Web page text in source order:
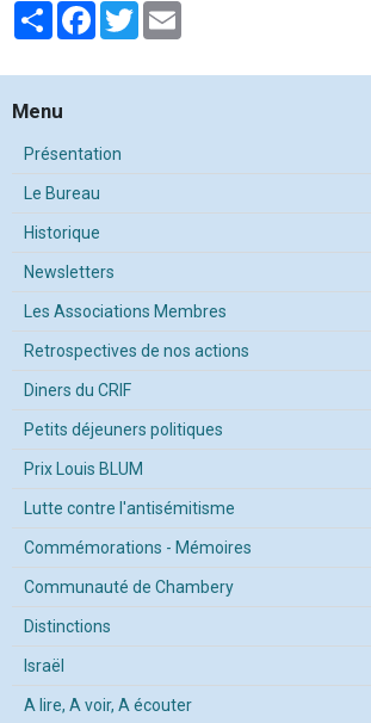
PartagerFacebook
Twitter
Menu
Présentation
Le Bureau
Historique
Newsletters
Les Associations Membres
Retrospectives de nos actions
Diners du CRIF
Petits déjeuners politiques
Prix Louis BLUM
Lutte contre l'antisémitisme
Commémorations - Mémoires
Communauté de Chambery
Distinctions
Israël
A lire, A voir, A écouter